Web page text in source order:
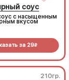
соус
с насыщенным
вкусом
за 29R
210гр.